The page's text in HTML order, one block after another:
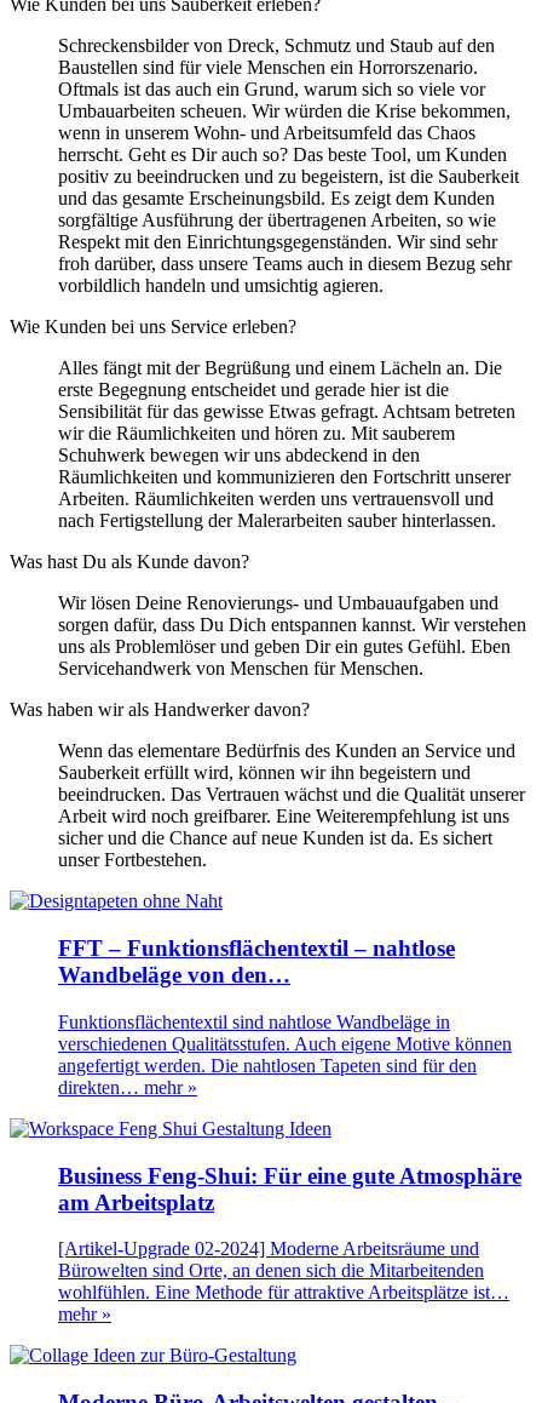
Wie Kunden bei uns Sauberkeit erleben?
Schreckensbilder von Dreck, Schmutz und Staub auf den
Baustellen sind für viele Menschen ein Horrorszenario.
Oftmals ist das auch ein Grund, warum sich so viele vor
Umbauarbeiten scheuen. Wir würden die Krise bekommen,
wenn in unserem Wohn- und Arbeitsumfeld das Chaos
herrscht. Geht es Dir auch so? Das beste Tool, um Kunden
positiv zu beeindrucken und zu begeistern, ist die Sauberkeit
und das gesamte Erscheinungsbild. Es zeigt dem Kunden
sorgfältige Ausführung der übertragenen Arbeiten, so wie
Respekt mit den Einrichtungsgegenständen. Wir sind sehr
froh darüber, dass unsere Teams auch in diesem Bezug sehr
vorbildlich handeln und umsichtig agieren.
Wie Kunden bei uns Service erleben?
Alles fängt mit der Begrüßung und einem Lächeln an. Die
erste Begegnung entscheidet und gerade hier ist die
Sensibilität für das gewisse Etwas gefragt. Achtsam betreten
wir die Räumlichkeiten und hören zu. Mit sauberem
Schuhwerk bewegen wir uns abdeckend in den
Räumlichkeiten und kommunizieren den Fortschritt unserer
Arbeiten. Räumlichkeiten werden uns vertrauensvoll und
nach Fertigstellung der Malerarbeiten sauber hinterlassen.
Was hast Du als Kunde davon?
Wir lösen Deine Renovierungs- und Umbauaufgaben und
sorgen dafür, dass Du Dich entspannen kannst. Wir verstehen
uns als Problemlöser und geben Dir ein gutes Gefühl. Eben
Servicehandwerk von Menschen für Menschen.
Was haben wir als Handwerker davon?
Wenn das elementare Bedürfnis des Kunden an Service und
Sauberkeit erfüllt wird, können wir ihn begeistern und
beeindrucken. Das Vertrauen wächst und die Qualität unserer
Arbeit wird noch greifbarer. Eine Weiterempfehlung ist uns
sicher und die Chance auf neue Kunden ist da. Es sichert
unser Fortbestehen.
FFT – Funktionsflächentextil – nahtlose
Wandbeläge von den…
Funktionsflächentextil sind nahtlose Wandbeläge in
verschiedenen Qualitätsstufen. Auch eigene Motive können
angefertigt werden. Die nahtlosen Tapeten sind für den
direkten… mehr »
Business Feng-Shui: Für eine gute Atmosphäre
am Arbeitsplatz
[Artikel-Upgrade 02-2024] Moderne Arbeitsräume und
Bürowelten sind Orte, an denen sich die Mitarbeitenden
wohlfühlen. Eine Methode für attraktive Arbeitsplätze ist…
mehr »